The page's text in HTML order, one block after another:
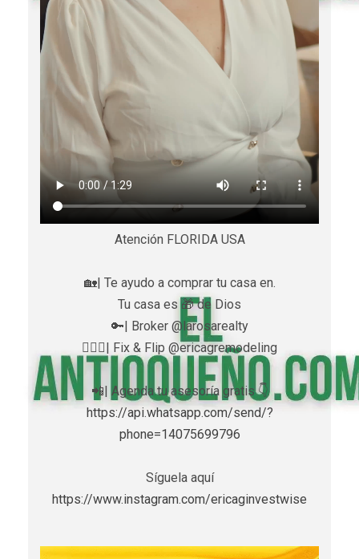
Atención FLORIDA USA
🏡| Te ayudo a comprar tu casa en.
Tu casa es 🎁 de Dios
🔑| Broker @larosarealty
👷🏼‍♀️| Fix & Flip @ericagremodeling
📲| Agenda tu asesoría gratis 👇
https://api.whatsapp.com/send/?
phone=14075699796
Síguela aquí
https://www.instagram.com/ericaginvestwise